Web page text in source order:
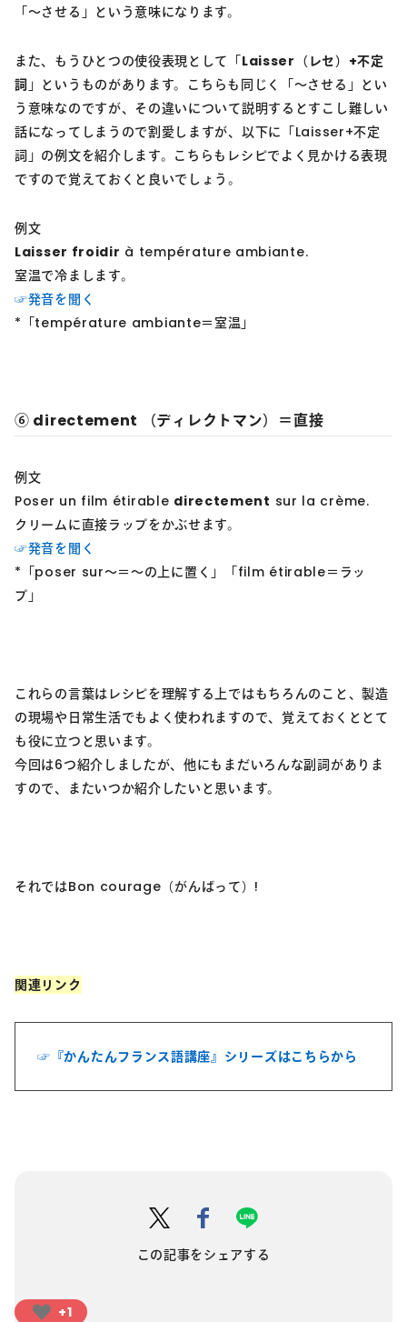
「～させる」という意味になります。
また、もうひとつの使役表現として「Laisser（レセ）+不定
詞 」というものがあります。こちらも同じく「～させる」とい
う意味なのですが、その違いについて説明するとすこし難しい
話になってしまうので割愛しますが、以下に「Laisser+不定
詞」の例文を紹介します。こちらもレシピでよく見かける表現
ですので覚えておくと良いでしょう。
例文
Laisser froidir à température ambiante.
室温で冷まします。
☞発音を聞く
*「température ambiante＝室温」
⑥ directement （ディレクトマン）＝直接
例文
Poser un film étirable directement sur la crème.
クリームに直接ラップをかぶせます。
☞発音を聞く
*「poser sur～＝～の上に置く」「film étirable＝ラッ
プ」
これらの言葉はレシピを理解する上ではもちろんのこと、製造
の現場や日常生活でもよく使われますので、覚えておくととて
も役に立つと思います。
今回は6つ紹介しましたが、他にもまだいろんな副詞がありま
すので、またいつか紹介したいと思います。
それではBon courage（がんばって）!
関連リンク
☞『かんたんフランス語講座』シリーズはこちらから
この記事をシェアする
+1